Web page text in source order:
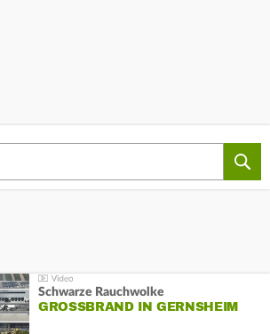
Schwarze Rauchwolke
GROSSBRAND IN GERNSHEIM